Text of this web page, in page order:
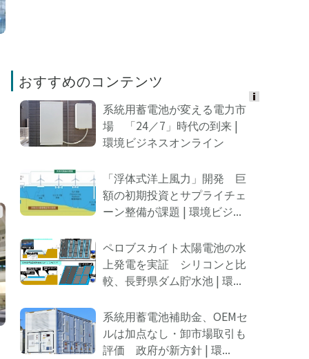
おすすめのコンテンツ
系統用蓄電池が変える電力市
場 「24／7」時代の到来 |
環境ビジネスオンライン
「浮体式洋上風力」開発 巨
額の初期投資とサプライチェ
ーン整備が課題 | 環境ビジ...
ペロブスカイト太陽電池の水
上発電を実証 シリコンと比
較、長野県ダム貯水池 | 環...
系統用蓄電池補助金、OEMセ
ルは加点なし・卸市場取引も
評価 政府が新方針 | 環...